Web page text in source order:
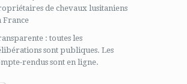
de chevaux lusitaniens
France
: toutes les
sont publiques. Les
rendus sont en ligne.